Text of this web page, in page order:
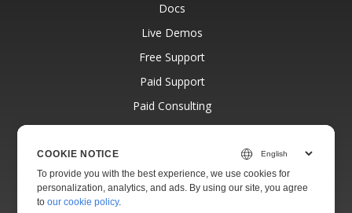
Docs
Live Demos
Free Support
Paid Support
Paid Consulting
Blog
About
COOKIE NOTICE
To provide you with the best experience, we use cookies for
personalization, analytics, and ads. By using our site, you agree
toour cookie policy.